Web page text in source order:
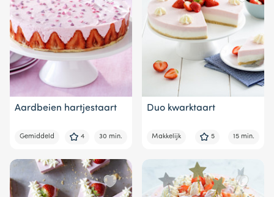
Aardbeien hartjestaart
Gemiddeld 4 30 min.
Duo kwarktaart
Makkelijk 5 15 min.